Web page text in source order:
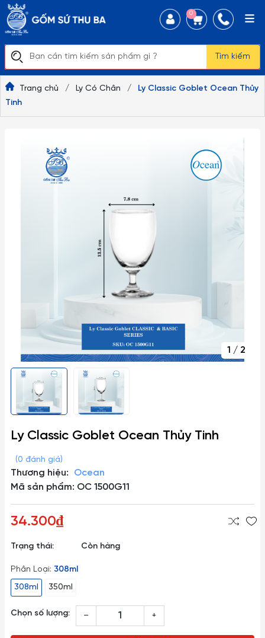
Tìm kiếm
0
Trang chủ / Ly Có Chân /
Ly Classic Goblet Ocean Thủy
Tinh
1 / 2
Ly Classic Goblet Ocean Thủy Tinh
(0 đánh giá)
Thương hiệu:
Ocean
Mã sản phẩm: OC 1500G11
34.300₫
Trạng thái: Còn hàng
Phân Loại: 308ml
308ml
350ml
Chọn số lượng: – +